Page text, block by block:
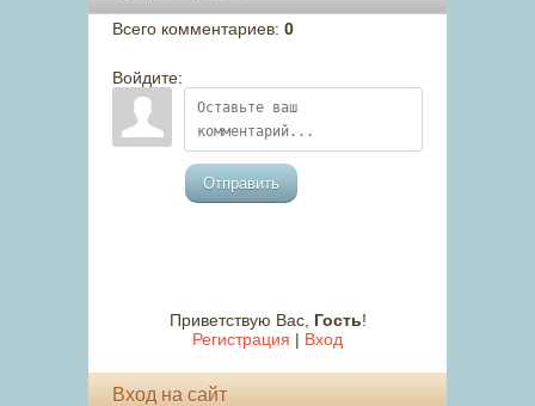
Всего комментариев: 0
Войдите:
Отправить
Приветствую Вас, Гость!
Регистрация | Вход
Вход на сайт